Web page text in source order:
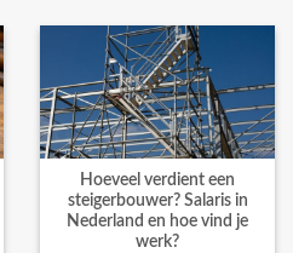
Hoeveel verdient een
steigerbouwer? Salaris in
Nederland en hoe vind je
werk?